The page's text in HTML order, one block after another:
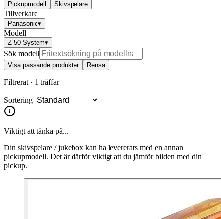
Pickupmodell Skivspelare
Tillverkare
Panasonic▾
Modell
Z 50 System▾
Sök modell
Visa passande produkter Rensa
Filtrerat · 1 träffar
Sortering
Viktigt att tänka på...
Din skivspelare / jukebox kan ha levererats med en annan
pickupmodell. Det är därför viktigt att du jämför bilden med din
pickup.